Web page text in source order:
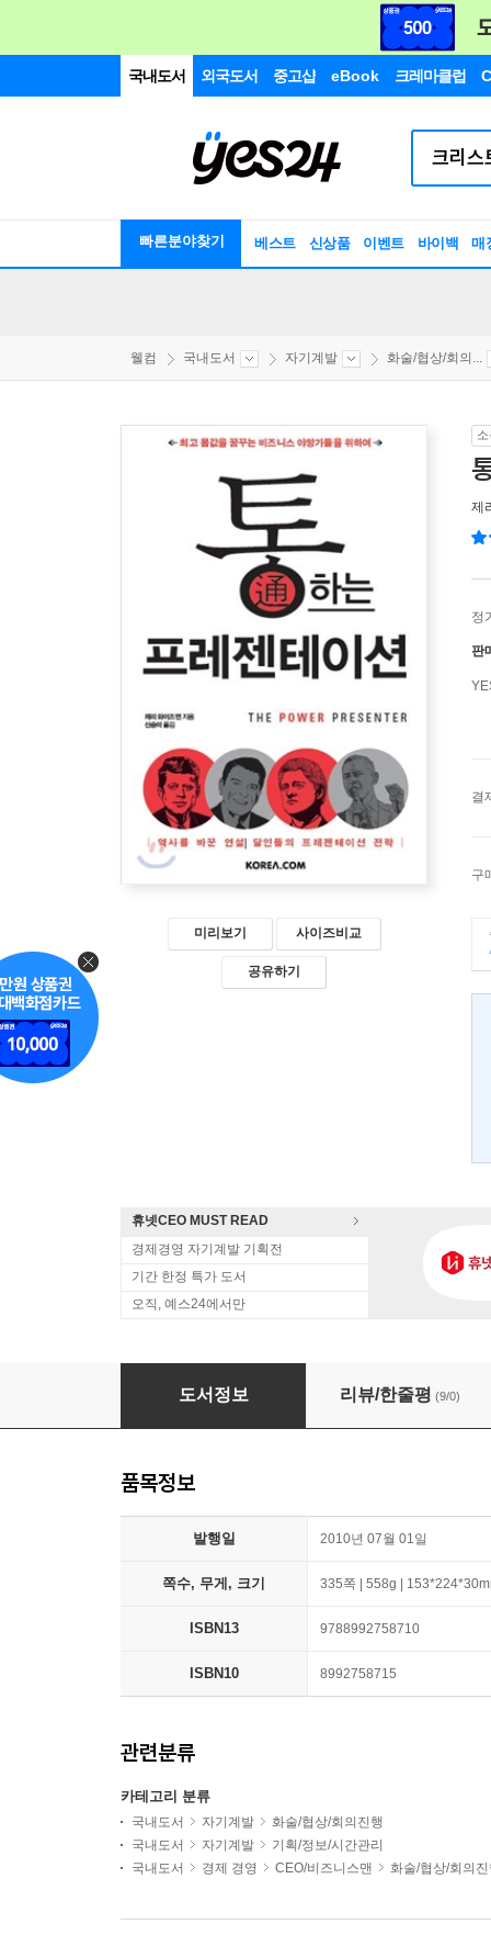
국내도서 외국도서 중고샵 eBook 크레마클럽
빠른분야찾기 베스트 신상품 이벤트 바이백 매
웰컴 국내도서 자기계발 화술/협상/회의...
미리보기 사이즈비교
공유하기
제
정
판
결
구
휴넷CEO MUST READ
경제경영 자기계발 기획전
기간 한정 특가 도서
오직, 예스24에서만
통하는 프레젠테이션
도서정보 리뷰/한줄평 (9/0)
품목정보
발행일 2010년 07월 01일
쪽수, 무게, 크기 335쪽 | 558g |
ISBN13 9788992758710
ISBN10 8992758715
관련분류
카테고리 분류
국내도서 자기계발
화술/협상/회의진행
국내도서
자기계발
기획/정보/시간관리
국내도서
경제 경영 CEO/비즈니스맨 화술/협상/회의